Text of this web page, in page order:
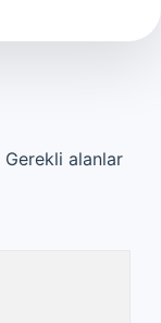
Gerekli alanlar